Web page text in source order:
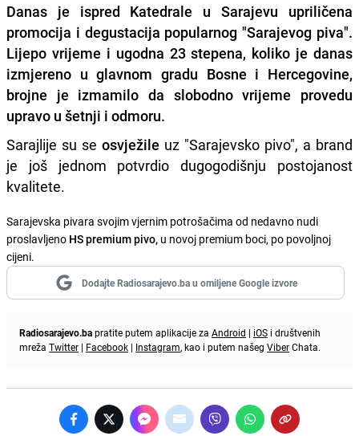
Danas je ispred Katedrale u Sarajevu upriličena
promocija i degustacija popularnog "Sarajevog piva".
Lijepo vrijeme i ugodna 23 stepena, koliko je danas
izmjereno u glavnom gradu Bosne i Hercegovine,
brojne je izmamilo da slobodno vrijeme provedu
upravo u šetnji i odmoru.
Sarajlije su se osvježile uz "Sarajevsko pivo", a brand
je još jednom potvrdio dugogodišnju postojanost
kvalitete.
Sarajevska pivara svojim vjernim potrošačima od nedavno nudi
proslavljeno HS premium pivo, u novoj premium boci, po povoljnoj
cijeni.
Dodajte Radiosarajevo.ba u omiljene Google izvore
Radiosarajevo.bapratite putem aplikacije za Android | iOS i društvenih
mreža Twitter | Facebook | Instagram, kao i putem našeg ViberChata.